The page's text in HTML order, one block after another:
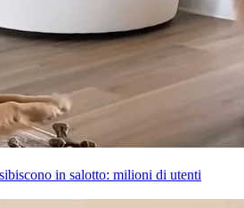
in salotto: milioni di utenti